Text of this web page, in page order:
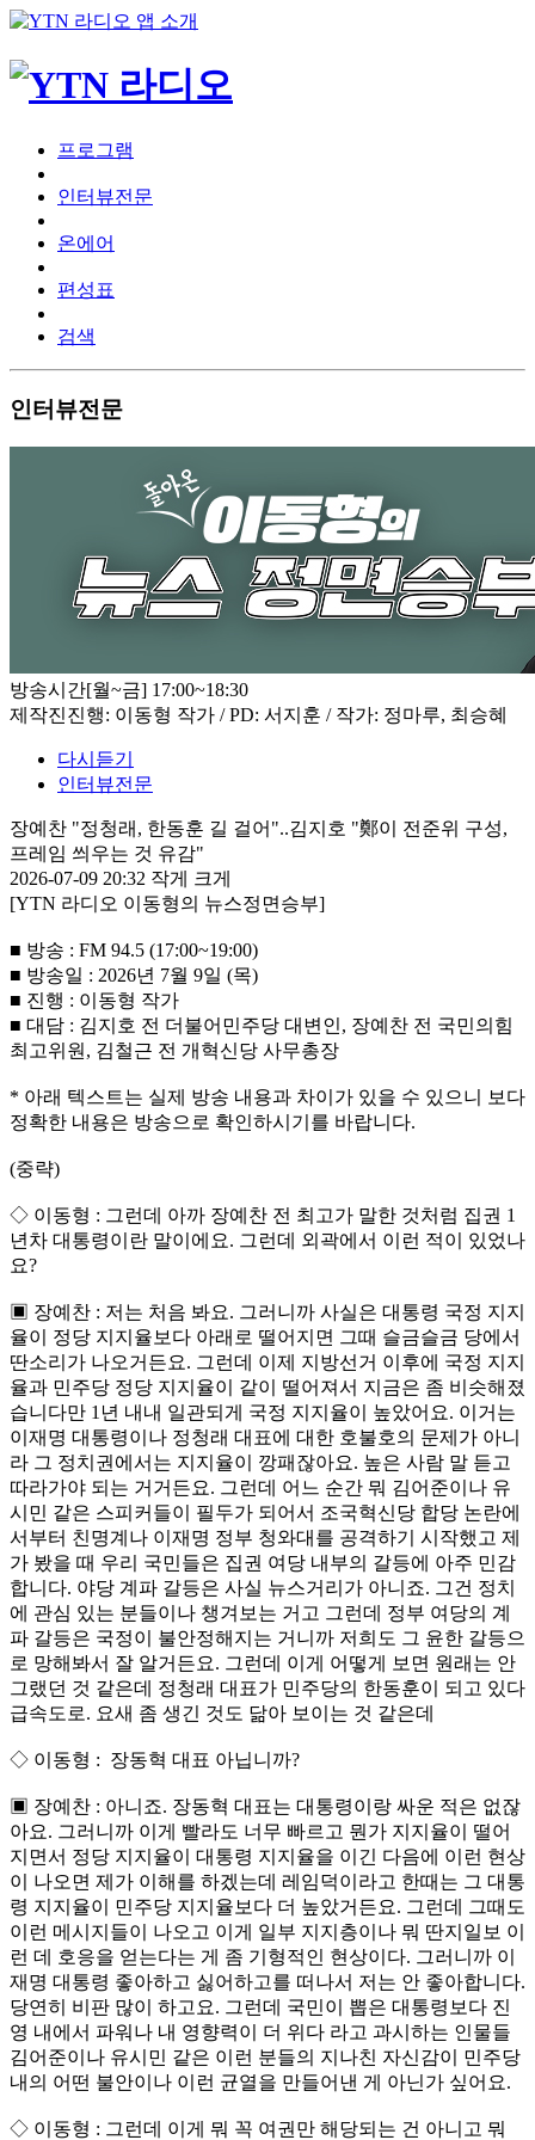
프로그램
인터뷰전문
온에어
편성표
검색
인터뷰전문
방송시간[월~금] 17:00~18:30
제작진진행: 이동형 작가 / PD: 서지훈 / 작가: 정마루, 최승혜
다시듣기
인터뷰전문
장예찬 "정청래, 한동훈 길 걸어"..김지호 "鄭이 전준위 구성,
프레임 씌우는 것 유감"
2026-07-09 20:32 작게
크게
[YTN 라디오 이동형의 뉴스정면승부]
■ 방송 : FM 94.5 (17:00~19:00)
■ 방송일 : 2026년 7월 9일 (목)
■ 진행 : 이동형 작가
■ 대담 : 김지호 전 더불어민주당 대변인, 장예찬 전 국민의힘
최고위원, 김철근 전 개혁신당 사무총장
* 아래 텍스트는 실제 방송 내용과 차이가 있을 수 있으니 보다
정확한 내용은 방송으로 확인하시기를 바랍니다.
(중략)
◇ 이동형 : 그런데 아까 장예찬 전 최고가 말한 것처럼 집권 1
년차 대통령이란 말이에요. 그런데 외곽에서 이런 적이 있었나
요?
▣ 장예찬 : 저는 처음 봐요. 그러니까 사실은 대통령 국정 지지
율이 정당 지지율보다 아래로 떨어지면 그때 슬금슬금 당에서
딴소리가 나오거든요. 그런데 이제 지방선거 이후에 국정 지지
율과 민주당 정당 지지율이 같이 떨어져서 지금은 좀 비슷해졌
습니다만 1년 내내 일관되게 국정 지지율이 높았어요. 이거는
이재명 대통령이나 정청래 대표에 대한 호불호의 문제가 아니
라 그 정치권에서는 지지율이 깡패잖아요. 높은 사람 말 듣고
따라가야 되는 거거든요. 그런데 어느 순간 뭐 김어준이나 유
시민 같은 스피커들이 필두가 되어서 조국혁신당 합당 논란에
서부터 친명계나 이재명 정부 청와대를 공격하기 시작했고 제
가 봤을 때 우리 국민들은 집권 여당 내부의 갈등에 아주 민감
합니다. 야당 계파 갈등은 사실 뉴스거리가 아니죠. 그건 정치
에 관심 있는 분들이나 챙겨보는 거고 그런데 정부 여당의 계
파 갈등은 국정이 불안정해지는 거니까 저희도 그 윤한 갈등으
로 망해봐서 잘 알거든요. 그런데 이게 어떻게 보면 원래는 안
그랬던 것 같은데 정청래 대표가 민주당의 한동훈이 되고 있다
급속도로. 요새 좀 생긴 것도 닮아 보이는 것 같은데
◇ 이동형 : 장동혁 대표 아닙니까?
▣ 장예찬 : 아니죠. 장동혁 대표는 대통령이랑 싸운 적은 없잖
아요. 그러니까 이게 빨라도 너무 빠르고 뭔가 지지율이 떨어
지면서 정당 지지율이 대통령 지지율을 이긴 다음에 이런 현상
이 나오면 제가 이해를 하겠는데 레임덕이라고 한때는 그 대통
령 지지율이 민주당 지지율보다 더 높았거든요. 그런데 그때도
이런 메시지들이 나오고 이게 일부 지지층이나 뭐 딴지일보 이
런 데 호응을 얻는다는 게 좀 기형적인 현상이다. 그러니까 이
재명 대통령 좋아하고 싫어하고를 떠나서 저는 안 좋아합니다.
당연히 비판 많이 하고요. 그런데 국민이 뽑은 대통령보다 진
영 내에서 파워나 내 영향력이 더 위다 라고 과시하는 인물들
김어준이나 유시민 같은 이런 분들의 지나친 자신감이 민주당
내의 어떤 불안이나 이런 균열을 만들어낸 게 아닌가 싶어요.
◇ 이동형 : 그런데 이게 뭐 꼭 여권만 해당되는 건 아니고 뭐